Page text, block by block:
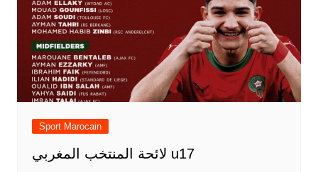
Sport Marocain
لائحة المنتخب المغربي u17